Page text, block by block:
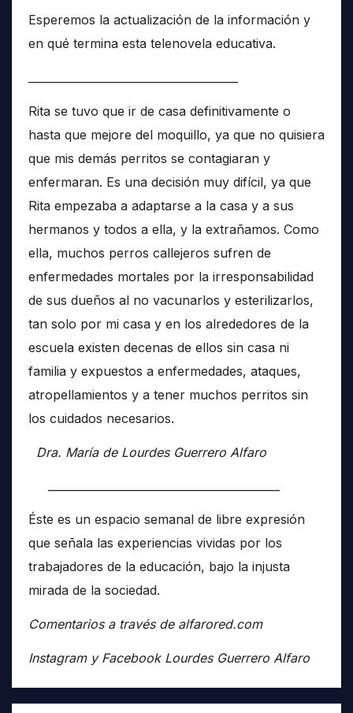
Esperemos la actualización de la información y
en qué termina esta telenovela educativa.
Rita se tuvo que ir de casa definitivamente o
hasta que mejore del moquillo, ya que no quisiera
que mis demás perritos se contagiaran y
enfermaran. Es una decisión muy difícil, ya que
Rita empezaba a adaptarse a la casa y a sus
hermanos y todos a ella, y la extrañamos. Como
ella, muchos perros callejeros sufren de
enfermedades mortales por la irresponsabilidad
de sus dueños al no vacunarlos y esterilizarlos,
tan solo por mi casa y en los alrededores de la
escuela existen decenas de ellos sin casa ni
familia y expuestos a enfermedades, ataques,
atropellamientos y a tener muchos perritos sin
los cuidados necesarios.
Dra. María de Lourdes Guerrero Alfaro
Éste es un espacio semanal de libre expresión
que señala las experiencias vividas por los
trabajadores de la educación, bajo la injusta
mirada de la sociedad.
Comentarios a través de alfarored.com
Instagram y Facebook Lourdes Guerrero Alfaro